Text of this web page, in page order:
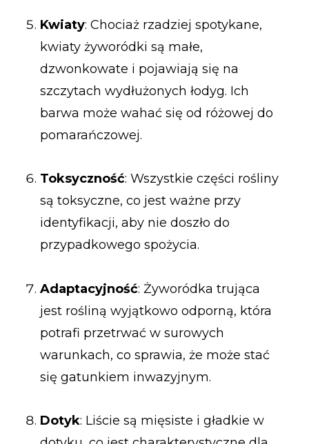
Kwiaty: Chociaż rzadziej spotykane,
kwiaty żyworódki są małe,
dzwonkowate i pojawiają się na
szczytach wydłużonych łodyg. Ich
barwa może wahać się od różowej do
pomarańczowej.
Toksyczność: Wszystkie części rośliny
są toksyczne, co jest ważne przy
identyfikacji, aby nie doszło do
przypadkowego spożycia.
Adaptacyjność: Żyworódka trująca
jest rośliną wyjątkowo odporną, która
potrafi przetrwać w surowych
warunkach, co sprawia, że może stać
się gatunkiem inwazyjnym.
Dotyk: Liście są mięsiste i gładkie w